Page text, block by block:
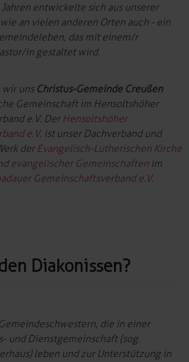
entwickelte sich aus unserer
an vielen anderen Orten auch - ein
das mit einem/r
in gestaltet wird.
wir uns Christus-Gemeinde Creußen
Gemeinschaft im Hensoltshöher
e.V. DerHensoltshöher
e.V. ist unser Dachverband und
derEvangelisch-Lutherischen Kirche
evangelischer Gemeinschaften im
Gemeinschaftsverband e.V.
Diakonissen?
die in einer
und Dienstgemeinschaft (sog.
leben und zur Unterstützung in